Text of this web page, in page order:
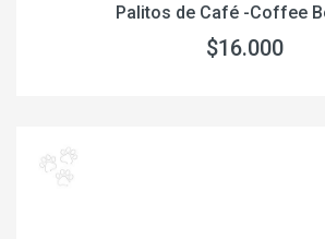
Palitos de Café -Coffee
$16.000